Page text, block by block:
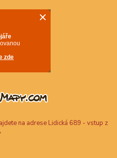
na adrese Lidická 689 - vstup z